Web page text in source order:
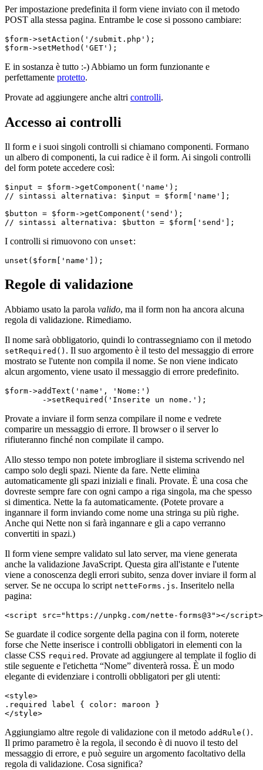
Per impostazione predefinita il form viene inviato con il metodo
POST alla stessa pagina. Entrambe le cose si possono cambiare:
$form->setAction('/submit.php');
E in sostanza è tutto :-) Abbiamo un form funzionante e
perfettamente protetto.
Provate ad aggiungere anche altri controlli.
Accesso ai controlli
Il form e i suoi singoli controlli si chiamano componenti. Formano
un albero di componenti, la cui radice è il form. Ai singoli controlli
del form potete accedere così:
$input = $form->getComponent('name');
// sintassi alternativa: $input = $form['name'];
$button = $form->getComponent('send');
I controlli si rimuovono con unset:
Regole di validazione
Abbiamo usato la parola valido, ma il form non ha ancora alcuna
regola di validazione. Rimediamo.
Il nome sarà obbligatorio, quindi lo contrassegniamo con il metodo
setRequired() . Il suo argomento è il testo del messaggio di errore
mostrato se l'utente non compila il nome. Se non viene indicato
alcun argomento, viene usato il messaggio di errore predefinito.
$form->addText('name', 'Nome:')
Provate a inviare il form senza compilare il nome e vedrete
comparire un messaggio di errore. Il browser o il server lo
rifiuteranno finché non compilate il campo.
Allo stesso tempo non potete imbrogliare il sistema scrivendo nel
campo solo degli spazi. Niente da fare. Nette elimina
automaticamente gli spazi iniziali e finali. Provate. È una cosa che
dovreste sempre fare con ogni campo a riga singola, ma che spesso
si dimentica. Nette la fa automaticamente. (Potete provare a
ingannare il form inviando come nome una stringa su più righe.
Anche qui Nette non si farà ingannare e gli a capo verranno
convertiti in spazi.)
Il form viene sempre validato sul lato server, ma viene generata
anche la validazione JavaScript. Questa gira all'istante e l'utente
viene a conoscenza degli errori subito, senza dover inviare il form al
server. Se ne occupa lo script netteForms.js. Inseritelo nella
pagina:
Se guardate il codice sorgente della pagina con il form, noterete
forse che Nette inserisce i controlli obbligatori in elementi con la
classe CSS required . Provate ad aggiungere al template il foglio di
stile seguente e l'etichetta “Nome” diventerà rossa. È un modo
elegante di evidenziare i controlli obbligatori per gli utenti:
<style>
.required label { color: maroon }
Aggiungiamo altre regole di validazione con il metodo addRule() .
Il primo parametro è la regola, il secondo è di nuovo il testo del
messaggio di errore, e può seguire un argomento facoltativo della
regola di validazione. Cosa significa?